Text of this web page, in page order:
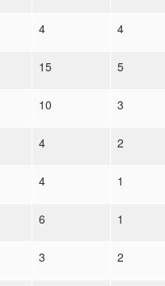
4 4
15 5
10 3
4 2
4 1
6 1
3 2